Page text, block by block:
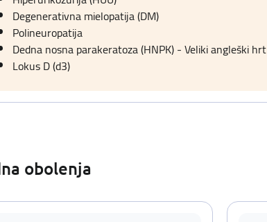
Degenerativna mielopatija (DM)
Polineuropatija
Dedna nosna parakeratoza (HNPK) - Veliki angleški hrt
Lokus D (d3)
obolenja